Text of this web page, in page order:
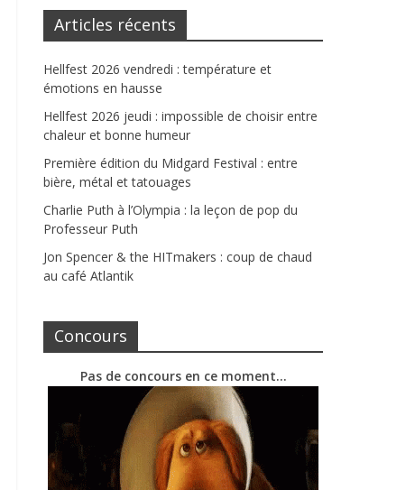
Articles récents
Hellfest 2026 vendredi : température et
émotions en hausse
Hellfest 2026 jeudi : impossible de choisir entre
chaleur et bonne humeur
Première édition du Midgard Festival : entre
bière, métal et tatouages
Charlie Puth à l’Olympia : la leçon de pop du
Professeur Puth
Jon Spencer & the HITmakers : coup de chaud
au café Atlantik
Concours
Pas de concours en ce moment…